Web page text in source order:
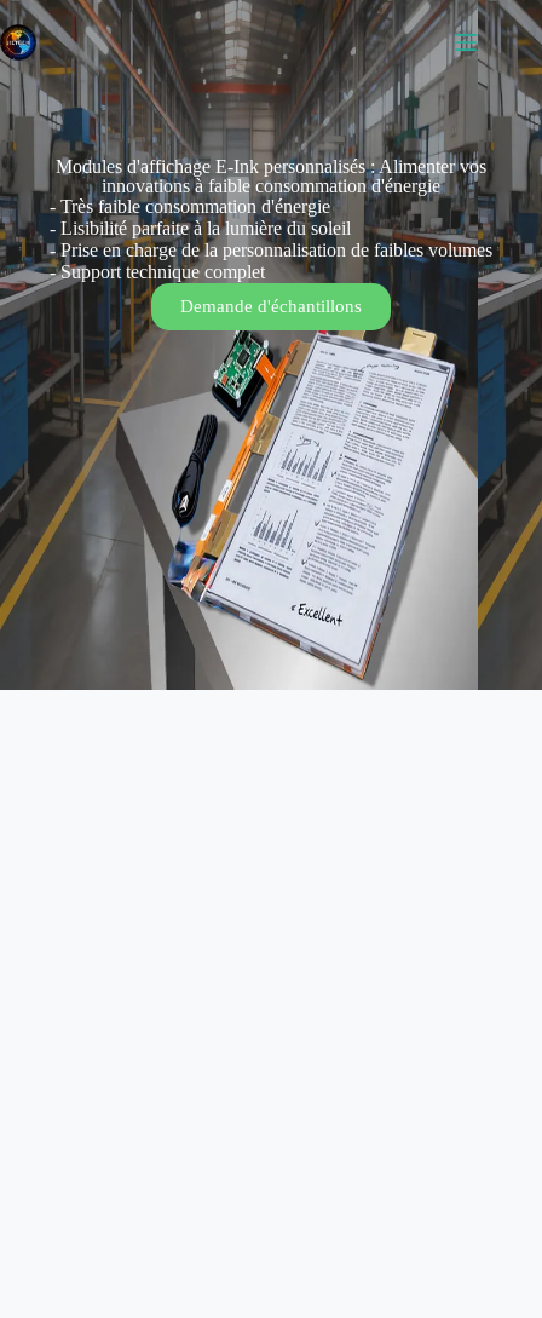
Modules d'affichage E-Ink personnalisés : Alimenter vos
innovations à faible consommation d'énergie
- Très faible consommation d'énergie
- Lisibilité parfaite à la lumière du soleil
- Prise en charge de la personnalisation de faibles volumes
- Support technique complet
Demande d'échantillons